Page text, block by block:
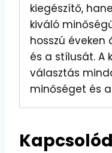
kiegészítő,
kiváló
hosszú
és a stílusát. A
választás
minőséget és